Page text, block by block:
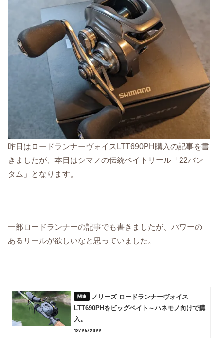
昨日はロードランナーヴォイスLTT690PH購入の記事を書
きましたが、本日はシマノの伝統ベイトリール「22バン
タム」となります。
一部ロードランナーの記事でも書きましたが、パワーの
あるリールが欲しいなと思っていました。
ノリーズ ロードランナーヴォイス
LTT690PHをビッグベイト～ハネモノ向けで購
入。
12/26/2022